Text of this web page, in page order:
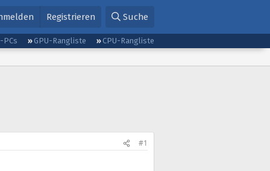
Registrieren Suche
PCs GPU-Rangliste CPU-Rangliste
#1